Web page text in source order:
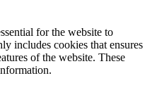
for the website to
includes cookies that ensures
of the website. These